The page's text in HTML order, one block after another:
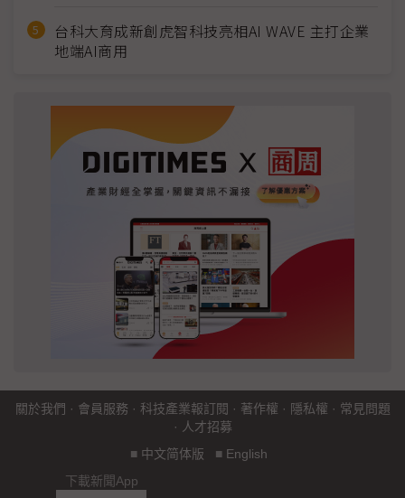
台科大育成新創虎智科技亮相AI WAVE 主打企業
地端AI商用
關於我們 · 會員服務 · 科技產業報訂閱 · 著作權 · 隱私權 · 常見問題
· 人才招募
■ 中文简体版 ■ English
下載新聞App